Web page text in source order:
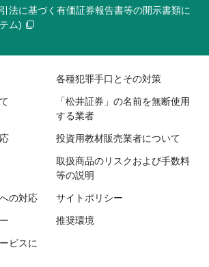
法に基づく有価証券報告書等の開示書類に
ム)
各種犯罪手口とその対策
「松井証券」の名前を無断使用
する業者
投資用教材販売業者について
取扱商品のリスクおよび手数料
等の説明
の対応 サイトポリシー
推奨環境
ビスに